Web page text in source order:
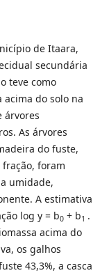
de Itaara,
secundária
teve como
do solo na
árvores
As árvores
do fuste,
fração, foram
umidade,
A estimativa
log y = b0+ b1 .
acima do
os galhos
43,3%, a casca